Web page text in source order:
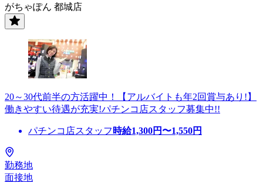
がちゃぽん 都城店
20～30代前半の方活躍中！【アルバイトも年2回賞与あり!】
働きやすい待遇が充実!パチンコ店スタッフ募集中!!
パチンコ店スタッフ 時給1,300円〜1,550円
勤務地
面接地